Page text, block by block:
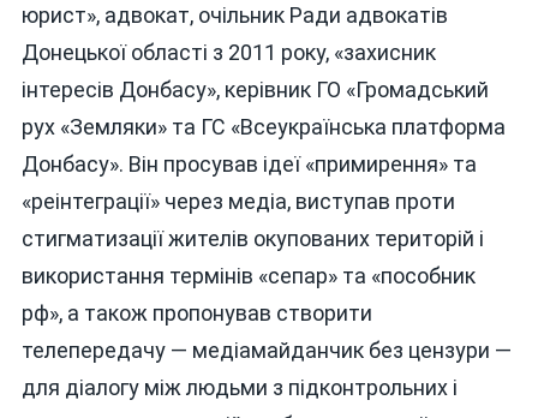
юрист», адвокат, очільник Ради адвокатів
Донецької області з 2011 року, «захисник
інтересів Донбасу», керівник ГО «Громадський
рух «Земляки» та ГС «Всеукраїнська платформа
Донбасу». Він просував ідеї «примирення» та
«реінтеграції» через медіа, виступав проти
стигматизації жителів окупованих територій і
використання термінів «сепар» та «пособник
рф», а також пропонував створити
телепередачу — медіамайданчик без цензури —
для діалогу між людьми з підконтрольних і